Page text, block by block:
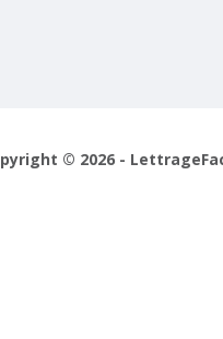
© 2026 -